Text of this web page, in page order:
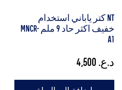
NT كتر ياباني استخدام
خفيف اكثر حاد 9 ملم MNCR-
A1
د.ع.